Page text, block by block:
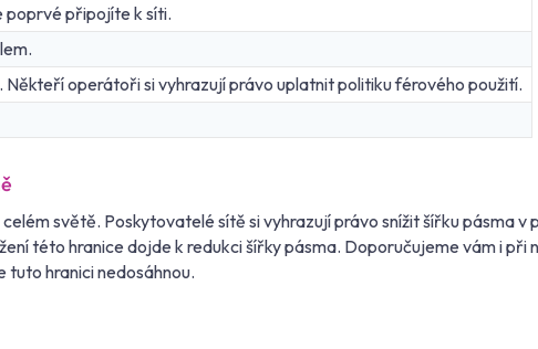
poprvé připojíte k síti.
Někteří operátoři si vyhrazují právo uplatnit politiku férového použití.
světě. Poskytovatelé sítě si vyhrazují právo snížit šířku pásma
této hranice dojde k redukci šířky pásma. Doporučujeme vám i
tuto hranici nedosáhnou.